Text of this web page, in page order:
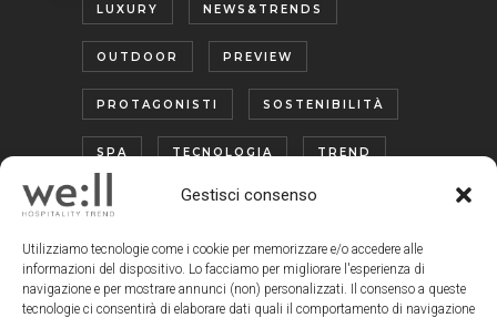
Gestisci consenso
Utilizziamo tecnologie come i cookie per memorizzare e/o accedere alle
informazioni del dispositivo. Lo facciamo per migliorare l'esperienza di
navigazione e per mostrare annunci (non) personalizzati. Il consenso a queste
tecnologie ci consentirà di elaborare dati quali il comportamento di navigazione
LUXURY NEWS&TRENDS
OUTDOOR PREVIEW
PROTAGONISTI SOSTENIBILITÀ
SPA TECNOLOGIA TREND
TURISMO ENOGASTRONOMICO
WELLNESS